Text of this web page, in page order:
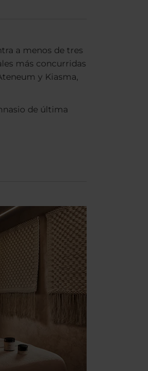
a menos de tres
más concurridas
y Kiasma,
de última